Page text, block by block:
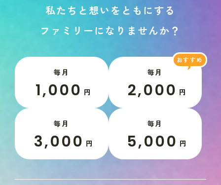
私た ち と 想い を と も にする
フ ァ ミ リ ーに な り ま せんか ？
毎月
1,000 円
毎月
2,000 円
毎月
3,000 円
毎月
5,000 円